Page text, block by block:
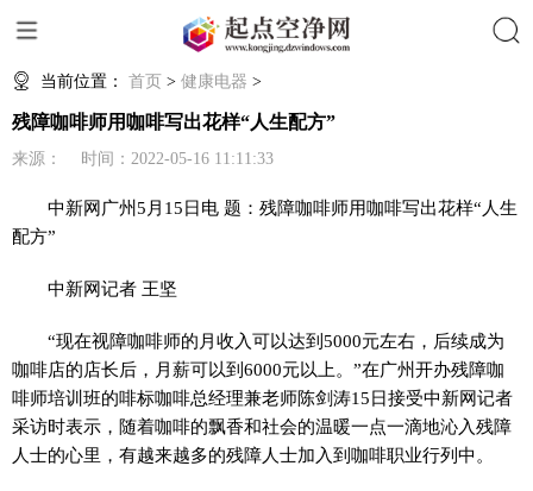
当前位置： 首页 > 健康电器 >
残障咖啡师用咖啡写出花样“人生配方”
来源： 时间：2022-05-16 11:11:33
中新网广州5月15日电 题：残障咖啡师用咖啡写出花样“人生
配方”
中新网记者 王坚
“现在视障咖啡师的月收入可以达到5000元左右，后续成为
咖啡店的店长后，月薪可以到6000元以上。”在广州开办残障咖
啡师培训班的啡标咖啡总经理兼老师陈剑涛15日接受中新网记者
采访时表示，随着咖啡的飘香和社会的温暖一点一滴地沁入残障
人士的心里，有越来越多的残障人士加入到咖啡职业行列中。